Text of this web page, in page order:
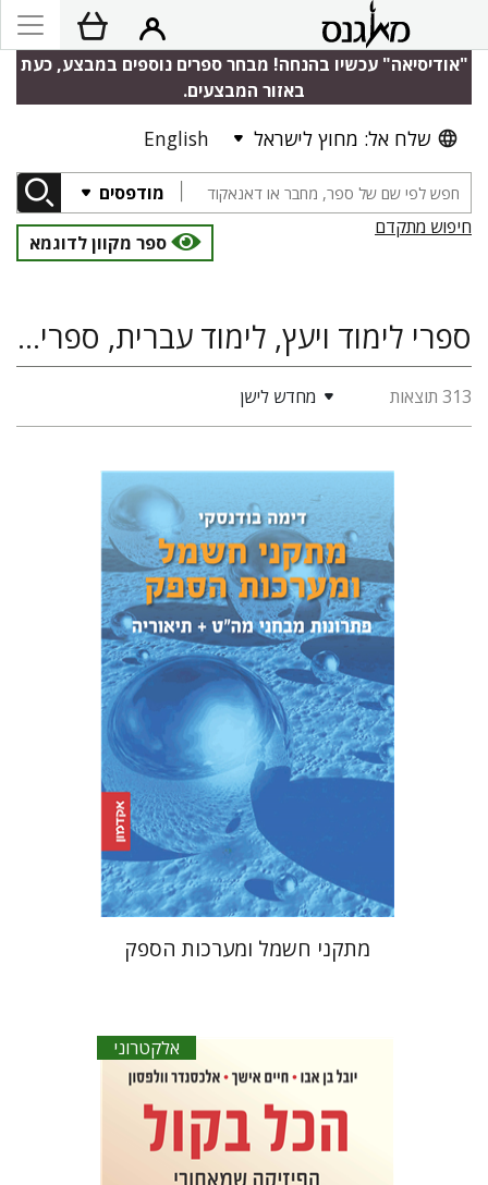
"אודיסיאה" עכשיו בהנחה! מבחר ספרים נוספים במבצע, כעת
באזור המבצעים.
שלח אל: מחוץ לישראל English
מודפסים
חיפוש מתקדם
ספר מקוון לדוגמא
ספרי לימוד ויעץ, לימוד עברית, ספרי קורס
313 תוצאות מחדש לישן
דימה בודנסקי
הנחת אתר ספר מודפס
$43
$39
מתקני חשמל ומערכות הספק
אלקטרוני
יובל בן-אבו חיים אישך
אלכסנדר